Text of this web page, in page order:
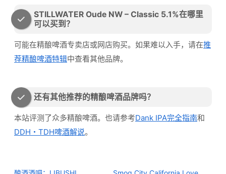
STILLWATER Oude NW – Classic 5.1%在哪里
可以买到？
可能在精酿啤酒专卖店或网店购买。如果难以入手，请在推
荐精酿啤酒特辑中查看其他品牌。
还有其他推荐的精酿啤酒品牌吗？
本站评测了众多精酿啤酒。也请参考Dank IPA完全指南和
DDH・TDH啤酒解说。